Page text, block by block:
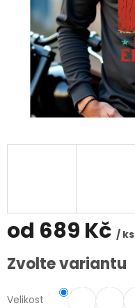
od 689 Kč / ks
Měrná
cena:
Zvolte variantu
Velikost